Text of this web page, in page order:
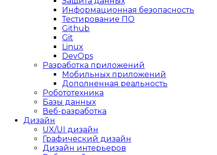
Информационная безопасность
Тестирование ПО
Github
Git
Linux
DevOps
Разработка приложений
Мобильных приложений
Дополненная реальность
Робототехника
Базы данных
Веб-разработка
Дизайн
UX/UI дизайн
Графический дизайн
Дизайн интерьеров